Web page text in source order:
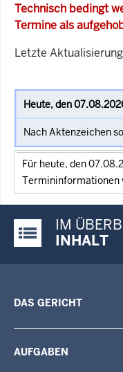
Technisch bedingt
Termine als
Letzte
Für heute, den
Termininformationen
Justiz-Portal im
IM
INHALT
DAS GERICHT
AUFGABEN